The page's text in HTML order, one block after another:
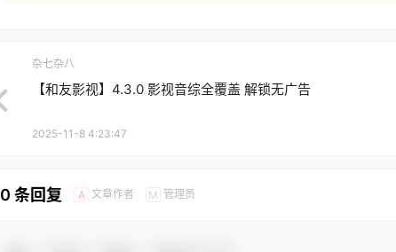
杂七杂八
【和友影视】4.3.0 影视音综全覆盖 解锁无广告
2025-11-8 4:23:47
0 条回复 A 文章作者 M 管理员